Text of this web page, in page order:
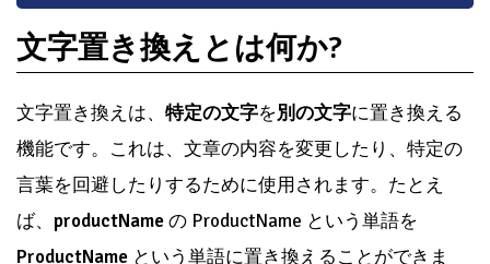
文字置き換えとは何か?
文字置き換えは、 特定の文字を別の文字に置き換える
機能です。これは、文章の内容を変更したり、特定の
言葉を回避したりするために使用されます。たとえ
ば、 productNameの ProductName という単語を
ProductName という単語に置き換えることができま